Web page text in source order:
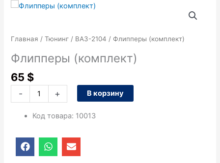
Главная /Тюнинг / ВАЗ-2104 / Флипперы (комплект)
Флипперы (комплект)
65 $
-
Количество
(комплект)
+ В корзину
Код товара: 10013
F
a
c
W
h
a
E
n
v